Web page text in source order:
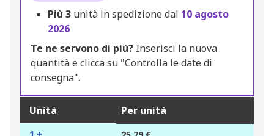
Più 3 unità in spedizione dal 10 agosto
2026
Te ne servono di più? Inserisci la nuova
quantità e clicca su "Controlla le date di
consegna".
Unità Per unità